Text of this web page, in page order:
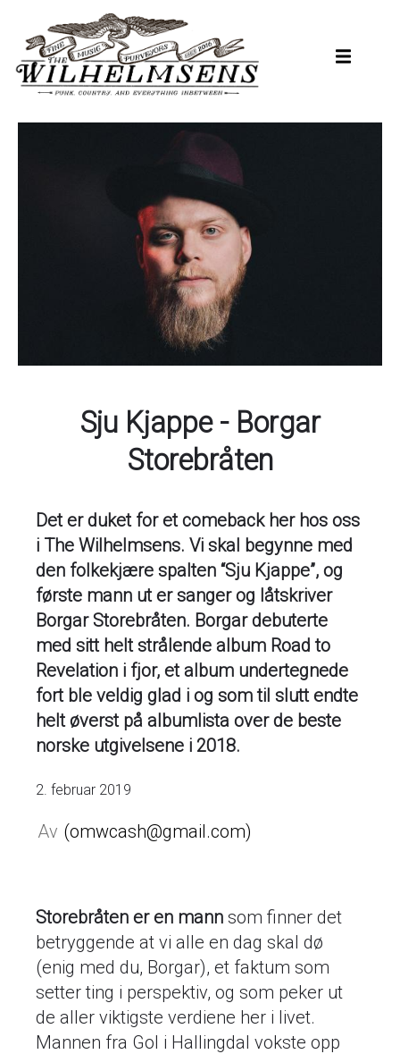
hovedinnhold
Sju Kjappe - Borgar
Storebråten
Det er duket for et comeback her hos oss
i The Wilhelmsens. Vi skal begynne med
den folkekjære spalten “Sju Kjappe”, og
første mann ut er sanger og låtskriver
Borgar Storebråten. Borgar debuterte
med sitt helt strålende album Road to
Revelation i fjor, et album undertegnede
fort ble veldig glad i og som til slutt endte
helt øverst på albumlista over de beste
norske utgivelsene i 2018.
2. februar 2019
omwcash@gmail.com
Storebråten er en mann som finner det
betryggende at vi alle en dag skal dø
(enig med du, Borgar), et faktum som
setter ting i perspektiv, og som peker ut
de aller viktigste verdiene her i livet.
Mannen fra Gol i Hallingdal vokste opp